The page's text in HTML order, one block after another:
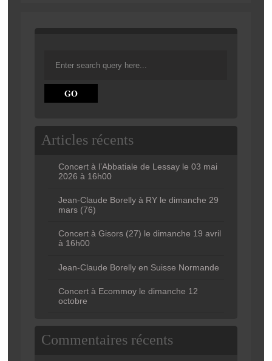
Articles récents
Concert à l’Abbatiale de Lessay le 03 mai
2026 à 16h00
Jean-Claude Borelly à RY le dimanche 29
mars (76)
Concert à Gisors (27) le dimanche 19 avril
à 16h00
Jean-Claude Borelly en Suisse Normande
Concert à Ecommoy le dimanche 12
octobre
Commentaires récents